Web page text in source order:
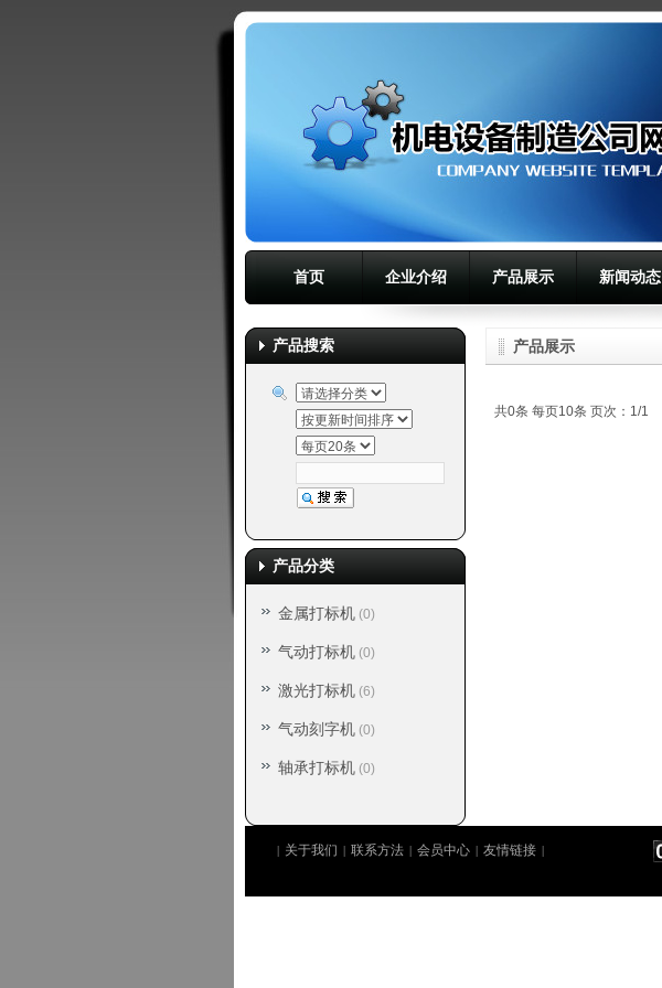
首页 企业介绍 产品展示 新闻动态
产品展示
共0条 每页10条 页次：1/1
产品搜索
产品分类
金属打标机 (0)
气动打标机 (0)
激光打标机 (6)
气动刻字机 (0)
轴承打标机 (0)
| 关于我们 | 联系方法 | 会员中心 | 友情链接 |